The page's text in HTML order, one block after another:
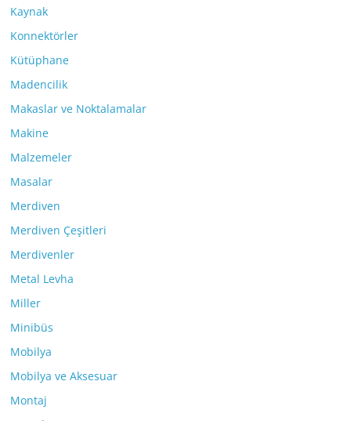
Kaynak
Konnektörler
Kütüphane
Madencilik
Makaslar ve Noktalamalar
Makine
Malzemeler
Masalar
Merdiven
Merdiven Çeşitleri
Merdivenler
Metal Levha
Miller
Minibüs
Mobilya
Mobilya ve Aksesuar
Montaj